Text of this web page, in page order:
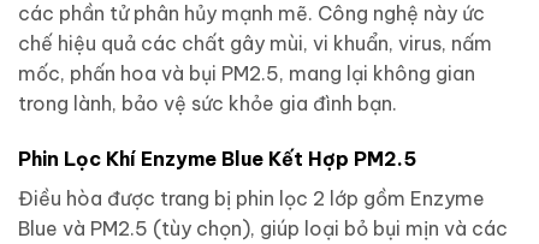
các phần tử phân hủy mạnh mẽ. Công nghệ này ức
chế hiệu quả các chất gây mùi, vi khuẩn, virus, nấm
mốc, phấn hoa và bụi PM2.5, mang lại không gian
trong lành, bảo vệ sức khỏe gia đình bạn.
Phin Lọc Khí Enzyme Blue Kết Hợp PM2.5
Điều hòa được trang bị phin lọc 2 lớp gồm Enzyme
Blue và PM2.5 (tùy chọn), giúp loại bỏ bụi mịn và các